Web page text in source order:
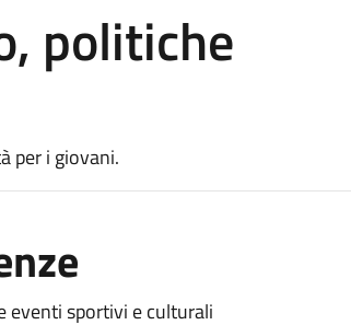
politiche
per i giovani.
eventi sportivi e culturali